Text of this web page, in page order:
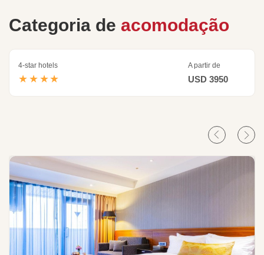
Categoria de acomodação
4-star hotels
★★★★
A partir de
USD 3950